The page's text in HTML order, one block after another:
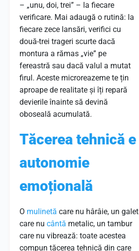
– „unu, doi, trei” – la fiecare
verificare. Mai adaugă o rutină: la
fiecare zece lansări, verifici cu
două-trei trageri scurte dacă
montura a rămas „vie” pe
fereastră sau dacă valul a mutat
firul. Aceste microreazeme te țin
aproape de realitate și îți repară
devierile înainte să devină
oboseală acumulată.
Tăcerea tehnică e
autonomie
emoțională
O mulinetă care nu hârâie, un galet
care nu cântă metalic, un tambur
care nu vibrează: toate acestea
compun tăcerea tehnică din care